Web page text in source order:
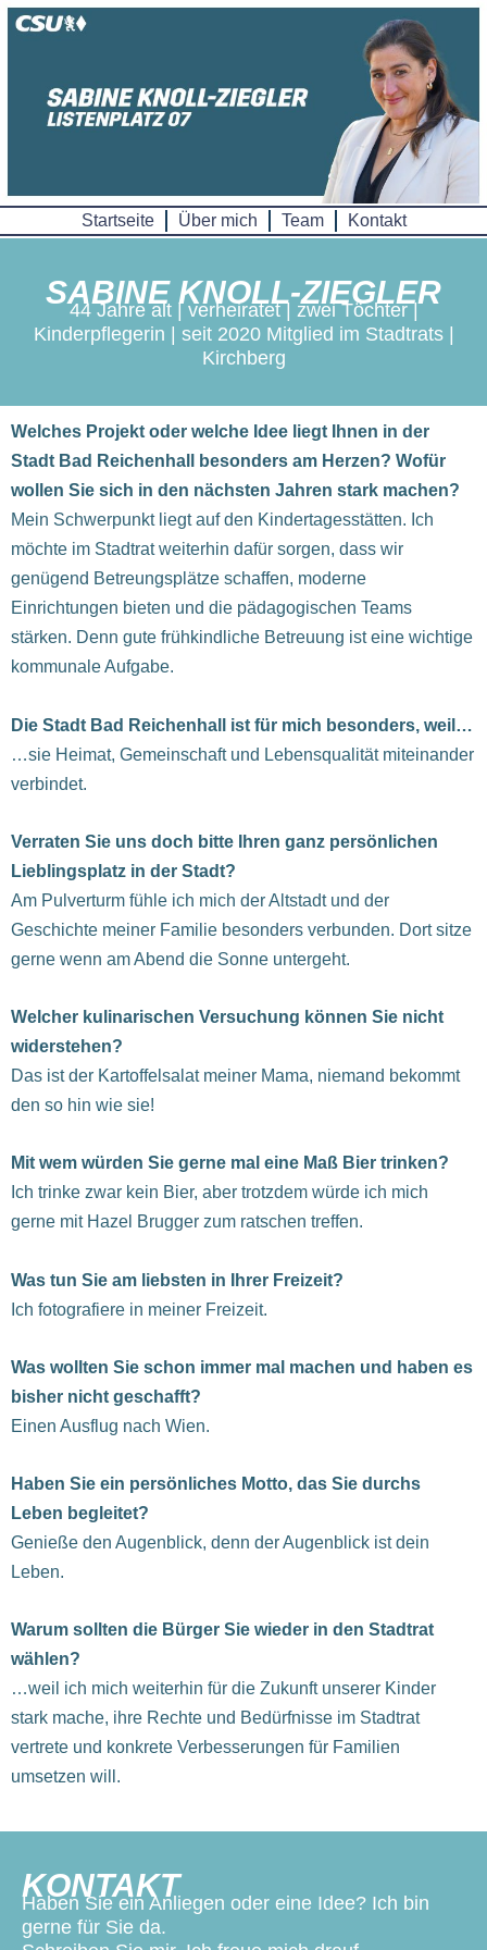
Skip
Startseite Über mich Team Kontakt
SABINE KNOLL-ZIEGLER
44 Jahre alt | verheiratet | zwei Töchter |
Kinderpflegerin | seit 2020 Mitglied im Stadtrats |
Kirchberg
Welches Projekt oder welche Idee liegt Ihnen in der
Stadt Bad Reichenhall besonders am Herzen? Wofür
wollen Sie sich in den nächsten Jahren stark machen?
Mein Schwerpunkt liegt auf den Kindertagesstätten. Ich
möchte im Stadtrat weiterhin dafür sorgen, dass wir
genügend Betreungsplätze schaffen, moderne
Einrichtungen bieten und die pädagogischen Teams
stärken. Denn gute frühkindliche Betreuung ist eine wichtige
kommunale Aufgabe.
Die Stadt Bad Reichenhall ist für mich besonders, weil…
…sie Heimat, Gemeinschaft und Lebensqualität miteinander
verbindet.
Verraten Sie uns doch bitte Ihren ganz persönlichen
Lieblingsplatz in der Stadt?
Am Pulverturm fühle ich mich der Altstadt und der
Geschichte meiner Familie besonders verbunden. Dort sitze
gerne wenn am Abend die Sonne untergeht.
Welcher kulinarischen Versuchung können Sie nicht
widerstehen?
Das ist der Kartoffelsalat meiner Mama, niemand bekommt
den so hin wie sie!
Mit wem würden Sie gerne mal eine Maß Bier trinken?
Ich trinke zwar kein Bier, aber trotzdem würde ich mich
gerne mit Hazel Brugger zum ratschen treffen.
Was tun Sie am liebsten in Ihrer Freizeit?
Ich fotografiere in meiner Freizeit.
Was wollten Sie schon immer mal machen und haben es
bisher nicht geschafft?
Einen Ausflug nach Wien.
Haben Sie ein persönliches Motto, das Sie durchs
Leben begleitet?
Genieße den Augenblick, denn der Augenblick ist dein
Leben.
Warum sollten die Bürger Sie wieder in den Stadtrat
wählen?
…weil ich mich weiterhin für die Zukunft unserer Kinder
stark mache, ihre Rechte und Bedürfnisse im Stadtrat
vertrete und konkrete Verbesserungen für Familien
umsetzen will.
KONTAKT
Haben Sie ein Anliegen oder eine Idee? Ich bin
gerne für Sie da.